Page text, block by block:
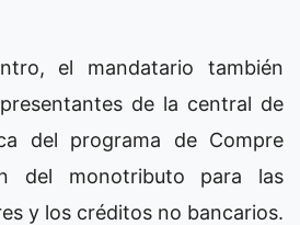
el mandatario también
de la central de
del programa de Compre
del monotributo para las
y los créditos no bancarios.